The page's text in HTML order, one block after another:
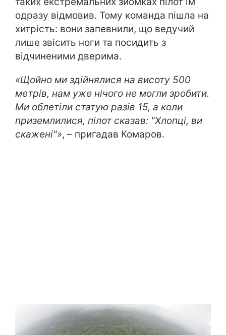
одразу відмовив. Тому команда пішла на
хитрість: вони запевнили, що ведучий
лише звісить ноги та посидить з
відчиненими дверима.
«Щойно ми здійнялися на висоту 500
метрів, нам уже нічого не могли зробити.
Ми облетіли статую разів 15, а коли
приземлилися, пілот сказав: "Хлопці, ви
скажені"», – пригадав Комаров.